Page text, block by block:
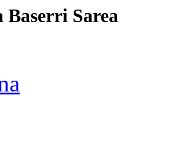
Baserri Sarea